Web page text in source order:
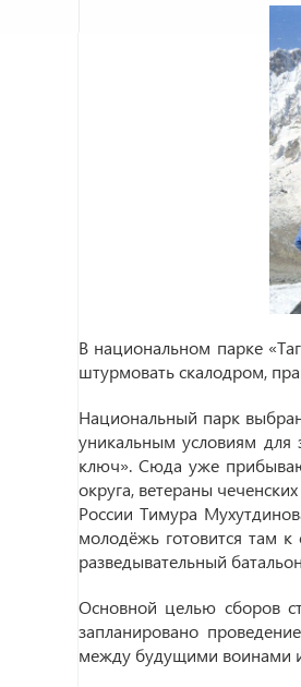
В национальном парке
штурмовать скалодром,
Национальный парк
уникальным условиям для
ключ». Сюда уже
округа, ветераны
России Тимура
молодёжь готовится там к
разведывательный
Основной целью сборов
запланировано
между будущими воинами